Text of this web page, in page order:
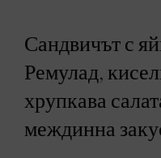
Сандвичът с
Ремулад,
хрупкава
междинна